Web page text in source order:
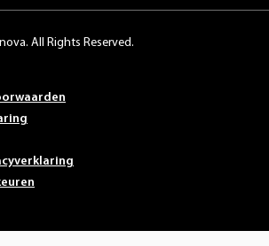
All Rights Reserved.